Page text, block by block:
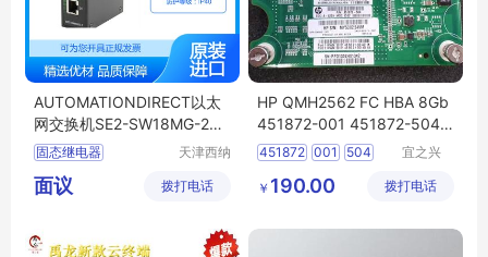
AUTOMATIONDIRECT以太
网交换机SE2-SW18MG-2P
经久耐用
固态继电器
AUTOMATIONDIRECT接触器
天津西纳
有限公司
面议 拨打电话
HP QMH2562 FC HBA 8Gb
451872-001 451872-504
光纤卡
451872 001
504
QMH2562 HBA8Gb
宜之兴
科技有限
￥ 190.00 拨打电话